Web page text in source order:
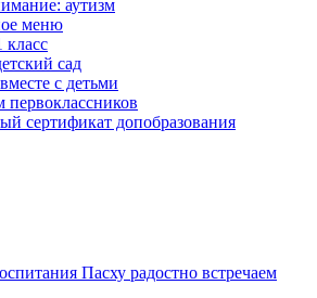
аутизм
меню
класс
сад
с детьми
первоклассников
сертификат допобразования
Пасху радостно встречаем